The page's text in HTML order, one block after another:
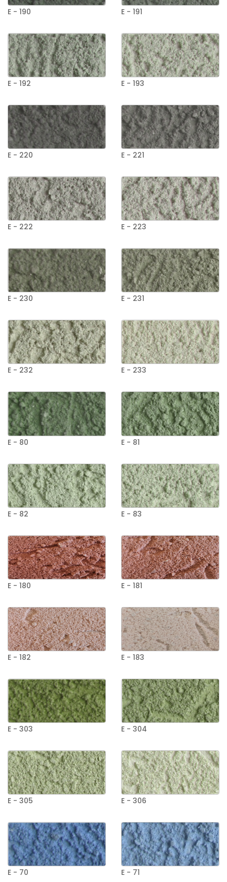
E - 190 E - 191
E - 192 E - 193
E - 220 E - 221
E - 222 E - 223
E - 230 E - 231
E - 232 E - 233
E - 80 E - 81
E - 82 E - 83
E - 180 E - 181
E - 182 E - 183
E - 303 E - 304
E - 305 E - 306
E - 70 E - 71